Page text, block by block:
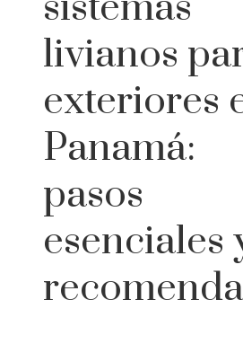
livianos
exteriores
Panamá:
pasos
esenciales